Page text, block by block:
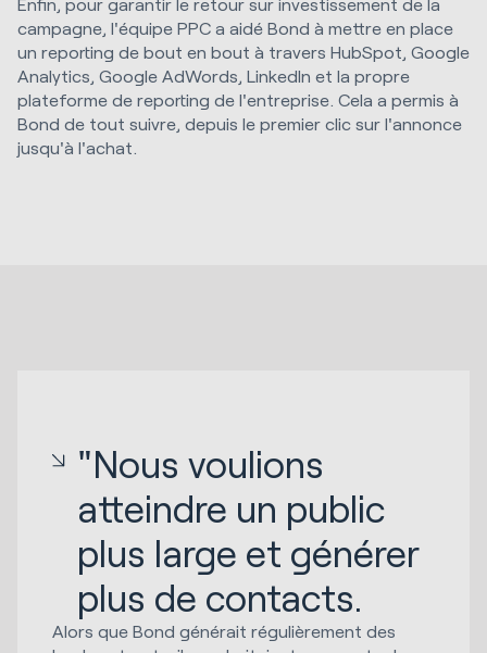
campagne, l'équipe PPC a aidé Bond à mettre en place
un reporting de bout en bout à travers HubSpot, Google
Analytics, Google AdWords, LinkedIn et la propre
plateforme de reporting de l'entreprise. Cela a permis à
Bond de tout suivre, depuis le premier clic sur l'annonce
jusqu'à l'achat.
"Nous voulions
atteindre un public
plus large et générer
plus de contacts.
Alors que Bond générait régulièrement des